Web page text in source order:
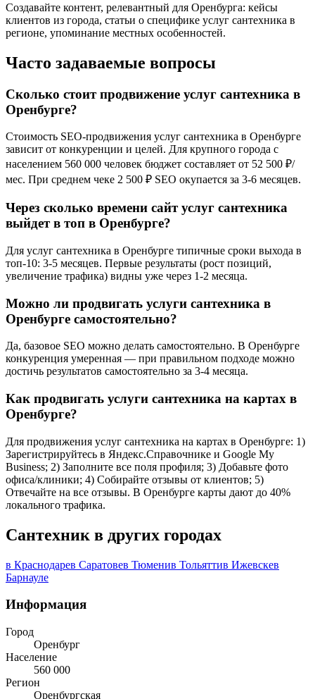
Создавайте контент, релевантный для Оренбурга: кейсы
клиентов из города, статьи о специфике услуг сантехника в
регионе, упоминание местных особенностей.
Часто задаваемые вопросы
Сколько стоит продвижение услуг сантехника в
Оренбурге?
Стоимость SEO-продвижения услуг сантехника в Оренбурге
зависит от конкуренции и целей. Для крупного города с
населением 560 000 человек бюджет составляет от 52 500 ₽/
мес. При среднем чеке 2 500 ₽ SEO окупается за 3-6 месяцев.
Через сколько времени сайт услуг сантехника
выйдет в топ в Оренбурге?
Для услуг сантехника в Оренбурге типичные сроки выхода в
топ-10: 3-5 месяцев. Первые результаты (рост позиций,
увеличение трафика) видны уже через 1-2 месяца.
Можно ли продвигать услуги сантехника в
Оренбурге самостоятельно?
Да, базовое SEO можно делать самостоятельно. В Оренбурге
конкуренция умеренная — при правильном подходе можно
достичь результатов самостоятельно за 3-4 месяца.
Как продвигать услуги сантехника на картах в
Оренбурге?
Для продвижения услуг сантехника на картах в Оренбурге: 1)
Зарегистрируйтесь в Яндекс.Справочнике и Google My
Business; 2) Заполните все поля профиля; 3) Добавьте фото
офиса/клиники; 4) Собирайте отзывы от клиентов; 5)
Отвечайте на все отзывы. В Оренбурге карты дают до 40%
локального трафика.
Сантехник в других городах
в Краснодарев Саратовев Тюменив Тольяттив Ижевскев
Барнауле
Информация
Город
Оренбург
Население
560 000
Регион
Оренбургская